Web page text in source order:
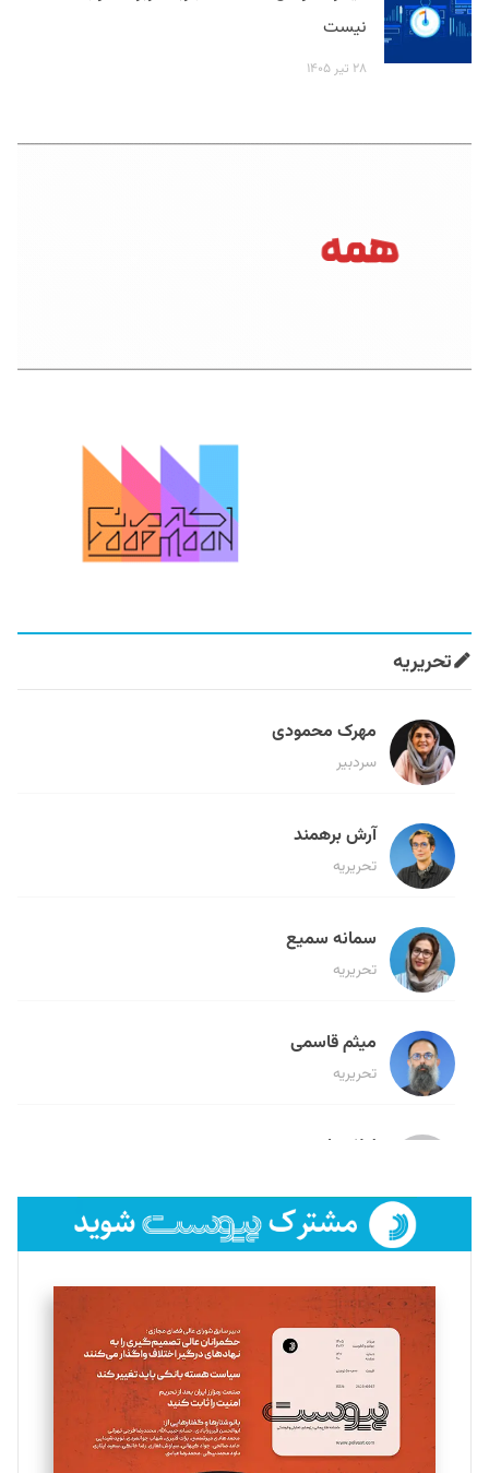
نیست
۲۸ تیر ۱۴۰۵
تحریریه
مهرک محمودی
سردبیر
آرش برهمند
تحریریه
سمانه سمیع
تحریریه
میثم قاسمی
تحریریه
لیلا حنارود
فائزه فتحی رستمی
تحریریه
سروش کرمیان
تحریریه
مینا پاکدل